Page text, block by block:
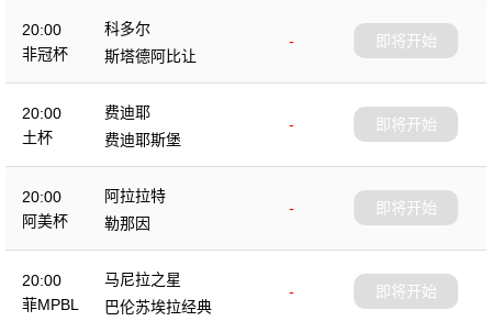
20:00
非冠杯
科多尔
-
斯塔德阿比让
即将开始
20:00
土杯
费迪耶
-
费迪耶斯堡
即将开始
20:00
阿美杯
阿拉拉特
-
勒那因
即将开始
20:00
菲MPBL
马尼拉之星
-
巴伦苏埃拉经典
即将开始